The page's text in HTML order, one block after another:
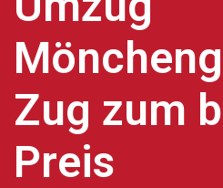
Zug zum
Preis